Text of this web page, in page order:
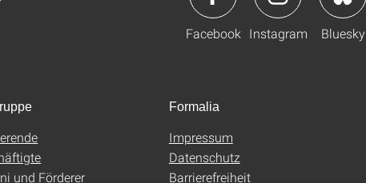
Facebook Instagram Bluesky
und Förderer
Formalia
Impressum
Datenschutz
Barrierefreiheit